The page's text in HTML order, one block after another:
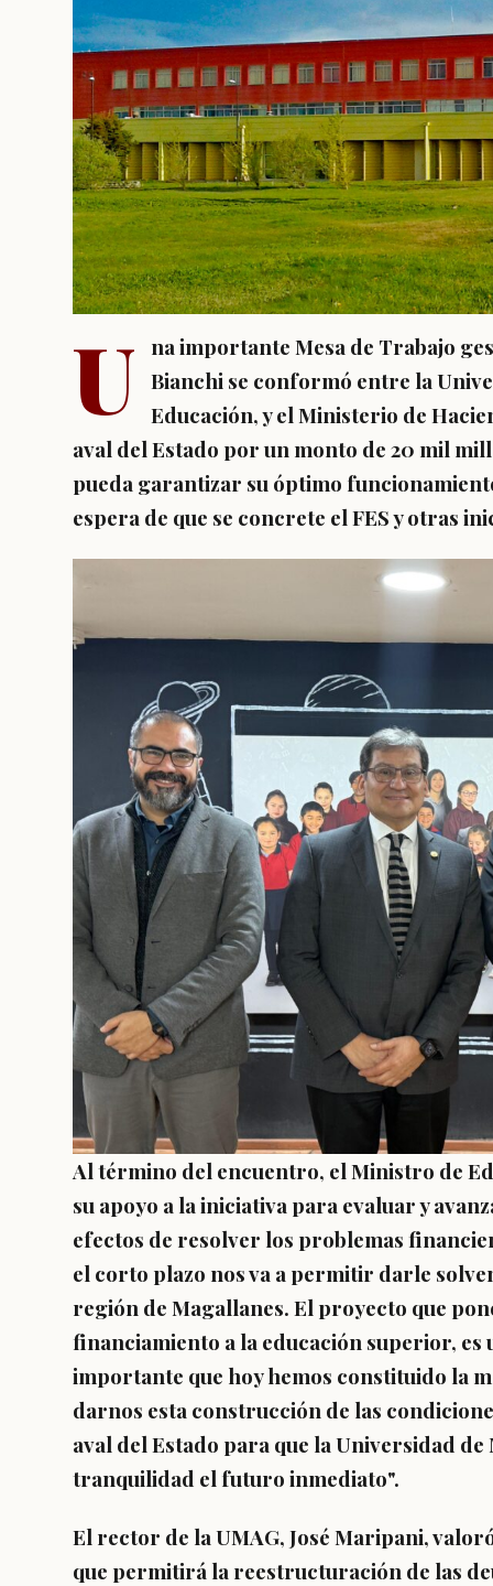
U
na importante Mesa de Trabajo
Bianchi se conformó entre la
Educación, y el Ministerio de
aval del Estado por un monto de 20 mil
pueda garantizar su óptimo
espera de que se concrete el FES y otras
Al término del encuentro, el Ministro de
su apoyo a la iniciativa para evaluar y
efectos de resolver los problemas
el corto plazo nos va a permitir darle
región de Magallanes. El proyecto que
financiamiento a la educación superior,
importante que hoy hemos constituido la
darnos esta construcción de las
aval del Estado para que la Universidad
tranquilidad el futuro inmediato".
El rector de la UMAG, José Maripani,
que permitirá la reestructuración de las